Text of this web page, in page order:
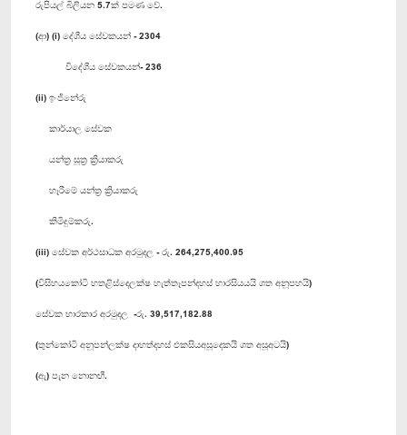
රුපියල් බිලියන 5.7ක් පමණ වේ.
(ආ) (i) දේශීය සේවකයන් - 2304
විදේශීය සේවකයන්- 236
(ii) ඉංජිනේරු
කාර්යාල සේවක
යන්ත්‍ර සූත්‍ර ක්‍රියාකරු
හෑරීමේ යන්ත්‍ර ක්‍රියාකරු
කිමිදුම්කරු.
(iii) සේවක අර්ථසාධක අරමුදල - රු. 264,275,400.95
(විසිහයකෝටි හතළිස්දෙලක්ෂ හැත්තෑපන්දහස් හාරසියයයි ශත අනූපහයි)
සේවක භාරකාර අරමුදල -රු. 39,517,182.88
(තුන්කෝටි අනූපන්ලක්ෂ දාහත්දහස් එකසියඅසූදෙකයි ශත අසූඅටයි)
(ඇ) පැන නොනඟී.